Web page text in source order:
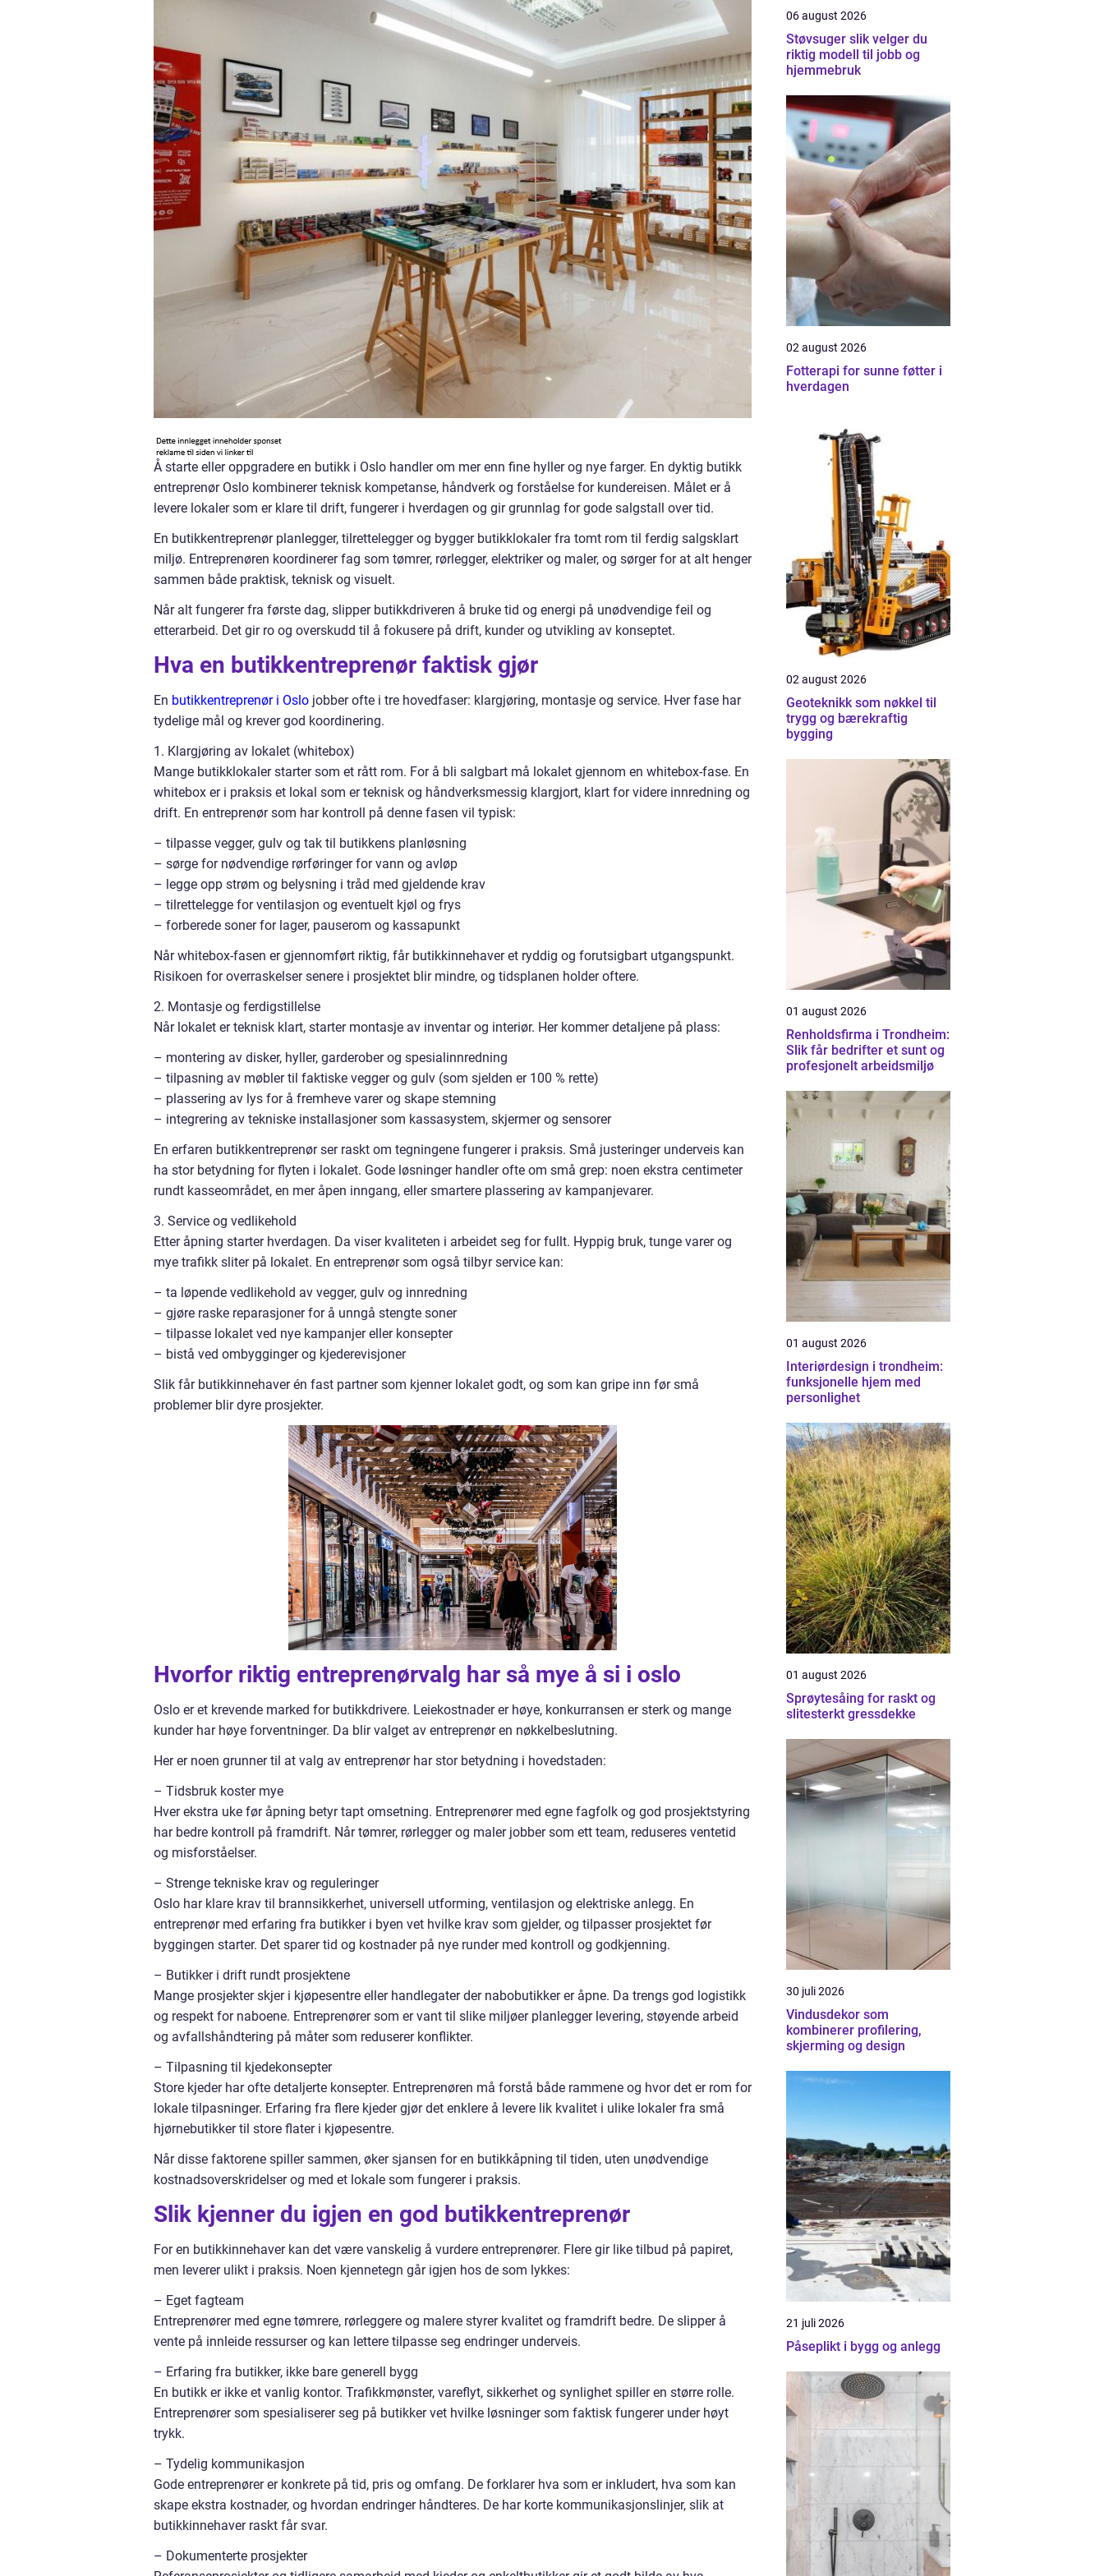
Å starte eller oppgradere en butikk i Oslo handler om mer enn fine hyller og nye farger. En dyktig butikk
entreprenør Oslo kombinerer teknisk kompetanse, håndverk og forståelse for kundereisen. Målet er å
levere lokaler som er klare til drift, fungerer i hverdagen og gir grunnlag for gode salgstall over tid.
En butikkentreprenør planlegger, tilrettelegger og bygger butikklokaler fra tomt rom til ferdig salgsklart
miljø. Entreprenøren koordinerer fag som tømrer, rørlegger, elektriker og maler, og sørger for at alt henger
sammen både praktisk, teknisk og visuelt.
Når alt fungerer fra første dag, slipper butikkdriveren å bruke tid og energi på unødvendige feil og
etterarbeid. Det gir ro og overskudd til å fokusere på drift, kunder og utvikling av konseptet.
Hva en butikkentreprenør faktisk gjør
En butikkentreprenør i Oslo jobber ofte i tre hovedfaser: klargjøring, montasje og service. Hver fase har
tydelige mål og krever god koordinering.
1. Klargjøring av lokalet (whitebox)
Mange butikklokaler starter som et rått rom. For å bli salgbart må lokalet gjennom en whitebox-fase. En
whitebox er i praksis et lokal som er teknisk og håndverksmessig klargjort, klart for videre innredning og
drift. En entreprenør som har kontroll på denne fasen vil typisk:
– tilpasse vegger, gulv og tak til butikkens planløsning
– sørge for nødvendige rørføringer for vann og avløp
– legge opp strøm og belysning i tråd med gjeldende krav
– tilrettelegge for ventilasjon og eventuelt kjøl og frys
– forberede soner for lager, pauserom og kassapunkt
Når whitebox-fasen er gjennomført riktig, får butikkinnehaver et ryddig og forutsigbart utgangspunkt.
Risikoen for overraskelser senere i prosjektet blir mindre, og tidsplanen holder oftere.
2. Montasje og ferdigstillelse
Når lokalet er teknisk klart, starter montasje av inventar og interiør. Her kommer detaljene på plass:
– montering av disker, hyller, garderober og spesialinnredning
– tilpasning av møbler til faktiske vegger og gulv (som sjelden er 100 % rette)
– plassering av lys for å fremheve varer og skape stemning
– integrering av tekniske installasjoner som kassasystem, skjermer og sensorer
En erfaren butikkentreprenør ser raskt om tegningene fungerer i praksis. Små justeringer underveis kan
ha stor betydning for flyten i lokalet. Gode løsninger handler ofte om små grep: noen ekstra centimeter
rundt kasseområdet, en mer åpen inngang, eller smartere plassering av kampanjevarer.
3. Service og vedlikehold
Etter åpning starter hverdagen. Da viser kvaliteten i arbeidet seg for fullt. Hyppig bruk, tunge varer og
mye trafikk sliter på lokalet. En entreprenør som også tilbyr service kan:
– ta løpende vedlikehold av vegger, gulv og innredning
– gjøre raske reparasjoner for å unngå stengte soner
– tilpasse lokalet ved nye kampanjer eller konsepter
– bistå ved ombygginger og kjederevisjoner
Slik får butikkinnehaver én fast partner som kjenner lokalet godt, og som kan gripe inn før små
problemer blir dyre prosjekter.
Hvorfor riktig entreprenørvalg har så mye å si i oslo
Oslo er et krevende marked for butikkdrivere. Leiekostnader er høye, konkurransen er sterk og mange
kunder har høye forventninger. Da blir valget av entreprenør en nøkkelbeslutning.
Her er noen grunner til at valg av entreprenør har stor betydning i hovedstaden:
– Tidsbruk koster mye
Hver ekstra uke før åpning betyr tapt omsetning. Entreprenører med egne fagfolk og god prosjektstyring
har bedre kontroll på framdrift. Når tømrer, rørlegger og maler jobber som ett team, reduseres ventetid
og misforståelser.
– Strenge tekniske krav og reguleringer
Oslo har klare krav til brannsikkerhet, universell utforming, ventilasjon og elektriske anlegg. En
entreprenør med erfaring fra butikker i byen vet hvilke krav som gjelder, og tilpasser prosjektet før
byggingen starter. Det sparer tid og kostnader på nye runder med kontroll og godkjenning.
– Butikker i drift rundt prosjektene
Mange prosjekter skjer i kjøpesentre eller handlegater der nabobutikker er åpne. Da trengs god logistikk
og respekt for naboene. Entreprenører som er vant til slike miljøer planlegger levering, støyende arbeid
og avfallshåndtering på måter som reduserer konflikter.
– Tilpasning til kjedekonsepter
Store kjeder har ofte detaljerte konsepter. Entreprenøren må forstå både rammene og hvor det er rom for
lokale tilpasninger. Erfaring fra flere kjeder gjør det enklere å levere lik kvalitet i ulike lokaler fra små
hjørnebutikker til store flater i kjøpesentre.
Når disse faktorene spiller sammen, øker sjansen for en butikkåpning til tiden, uten unødvendige
kostnadsoverskridelser og med et lokale som fungerer i praksis.
Slik kjenner du igjen en god butikkentreprenør
For en butikkinnehaver kan det være vanskelig å vurdere entreprenører. Flere gir like tilbud på papiret,
men leverer ulikt i praksis. Noen kjennetegn går igjen hos de som lykkes:
– Eget fagteam
Entreprenører med egne tømrere, rørleggere og malere styrer kvalitet og framdrift bedre. De slipper å
vente på innleide ressurser og kan lettere tilpasse seg endringer underveis.
– Erfaring fra butikker, ikke bare generell bygg
En butikk er ikke et vanlig kontor. Trafikkmønster, vareflyt, sikkerhet og synlighet spiller en større rolle.
Entreprenører som spesialiserer seg på butikker vet hvilke løsninger som faktisk fungerer under høyt
trykk.
– Tydelig kommunikasjon
Gode entreprenører er konkrete på tid, pris og omfang. De forklarer hva som er inkludert, hva som kan
skape ekstra kostnader, og hvordan endringer håndteres. De har korte kommunikasjonslinjer, slik at
butikkinnehaver raskt får svar.
– Dokumenterte prosjekter
06 august 2026
Støvsuger slik velger du
riktig modell til jobb og
hjemmebruk
02 august 2026
Fotterapi for sunne føtter i
hverdagen
02 august 2026
Geoteknikk som nøkkel til
trygg og bærekraftig
bygging
01 august 2026
Renholdsfirma i Trondheim:
Slik får bedrifter et sunt og
profesjonelt arbeidsmiljø
01 august 2026
Interiørdesign i trondheim:
funksjonelle hjem med
personlighet
01 august 2026
Sprøytesåing for raskt og
slitesterkt gressdekke
30 juli 2026
Vindusdekor som
kombinerer profilering,
skjerming og design
21 juli 2026
Påseplikt i bygg og anlegg